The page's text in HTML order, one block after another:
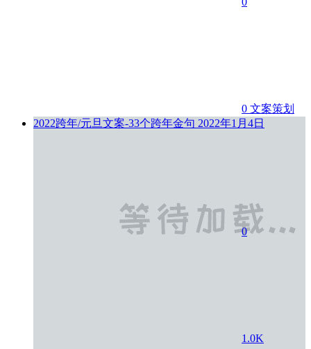
0 文案策划
2022跨年/元旦文案-33个跨年金句 2022年1月4日
0
1.0K